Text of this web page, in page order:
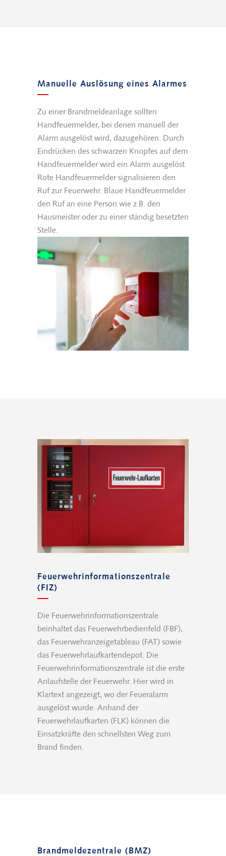
Manuelle Auslösung eines Alarmes
Zu einer Brandmeldeanlage sollten
Handfeuermelder, bei denen manuell der
Alarm ausgelöst wird, dazugehören. Durch
Eindrücken des schwarzen Knopfes auf dem
Handfeuermelder wird ein Alarm ausgelöst.
Rote Handfeuermelder signalisieren den
Ruf zur Feuerwehr. Blaue Handfeuermelder
den Ruf an eine Person wie z.B. den
Hausmeister oder zu einer ständig besetzten
Stelle.
Feuerwehrinformationszentrale
(FIZ)
Die Feuerwehrinformationszentrale
beinhaltet das Feuerwehrbedienfeld (FBF),
das Feuerwehranzeigetableau (FAT) sowie
das Feuerwehrlaufkartendepot. Die
Feuerwehrinformationszentrale ist die erste
Anlaufstelle der Feuerwehr. Hier wird in
Klartext angezeigt, wo der Feueralarm
ausgelöst wurde. Anhand der
Feuerwehrlaufkarten (FLK) können die
Einsatzkräfte den schnellsten Weg zum
Brand finden.
Brandmeldezentrale (BMZ)